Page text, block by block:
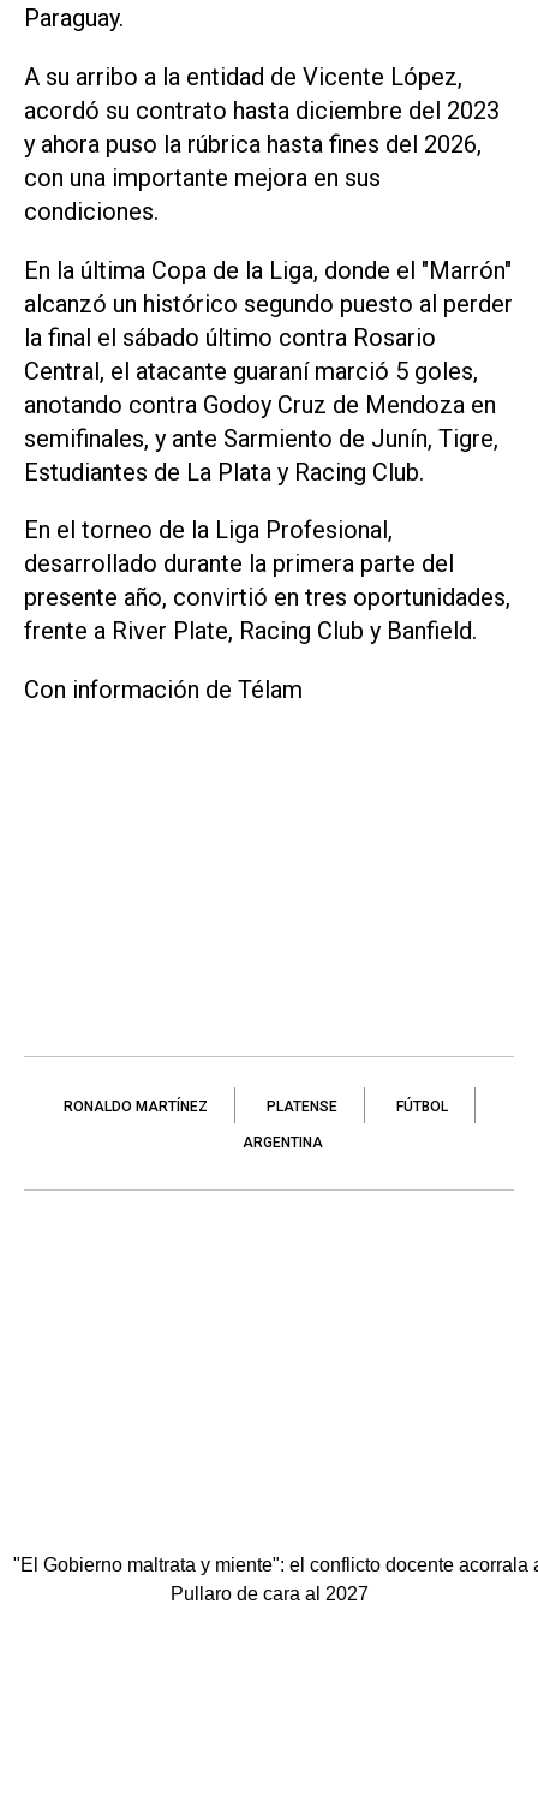
Paraguay.
A su arribo a la entidad de Vicente López,
acordó su contrato hasta diciembre del 2023
y ahora puso la rúbrica hasta fines del 2026,
con una importante mejora en sus
condiciones.
En la última Copa de la Liga, donde el "Marrón"
alcanzó un histórico segundo puesto al perder
la final el sábado último contra Rosario
Central, el atacante guaraní marció 5 goles,
anotando contra Godoy Cruz de Mendoza en
semifinales, y ante Sarmiento de Junín, Tigre,
Estudiantes de La Plata y Racing Club.
En el torneo de la Liga Profesional,
desarrollado durante la primera parte del
presente año, convirtió en tres oportunidades,
frente a River Plate, Racing Club y Banfield.
Con información de Télam
RONALDO MARTÍNEZ PLATENSE FÚTBOL
ARGENTINA